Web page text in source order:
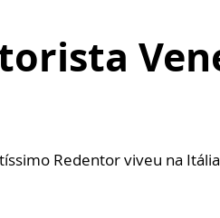
Redentor viveu na